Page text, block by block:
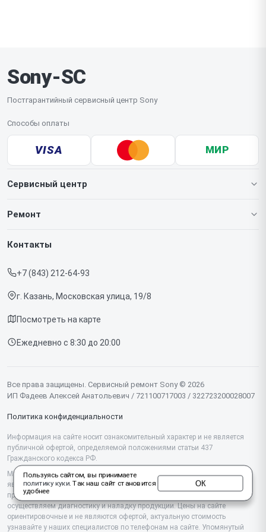
Sony-SC
Постгарантийный сервисный центр Sony
Способы оплаты
VISA МИР
Сервисный центр
О нашем сервисе
Срочный ремонт
Доставка и способы оплаты
Диагностика
Контакты
Ремонт
Игровых приставок
Саундбаров
Планшетов
Проигрывателей винила
Домашних кинотеатров
Аудиосистем
Контакты
+7 (843) 212-64-93
г. Казань, Московская улица, 19/8
Посмотреть на карте
Ежедневно с 8:30 до 20:00
Все права защищены. Сервисный ремонт Sony © 2026
ИП Фадеев Алексей Анатольевич / 721100717003 / 322723200028007
Политика конфиденциальности
Информация на сайте носит ознакомительный характер и не является
публичной офертой, определяемой положениями статьи 437
Гражданского кодекса РФ.
Мы специализируемся на обслуживании и ремонте техники Sony, но не
являемся их официальным представителем. Предоставляем
профессиональные услуги после истечения гарантии, а также
осуществляем диагностику и наладку продукции. Цены на сайте
ориентировочные и не являются офертой, актуальную стоимость
узнавайте у наших специалистов по телефонам на сайте. Упомянутый
Пользуясь сайтом, вы принимаете
политику куки. Так наш сайт становится
удобнее
ОК